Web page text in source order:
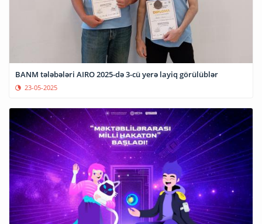
BANM tələbələri AIRO 2025-də 3-cü yerə layiq görülüblər
23-05-2025